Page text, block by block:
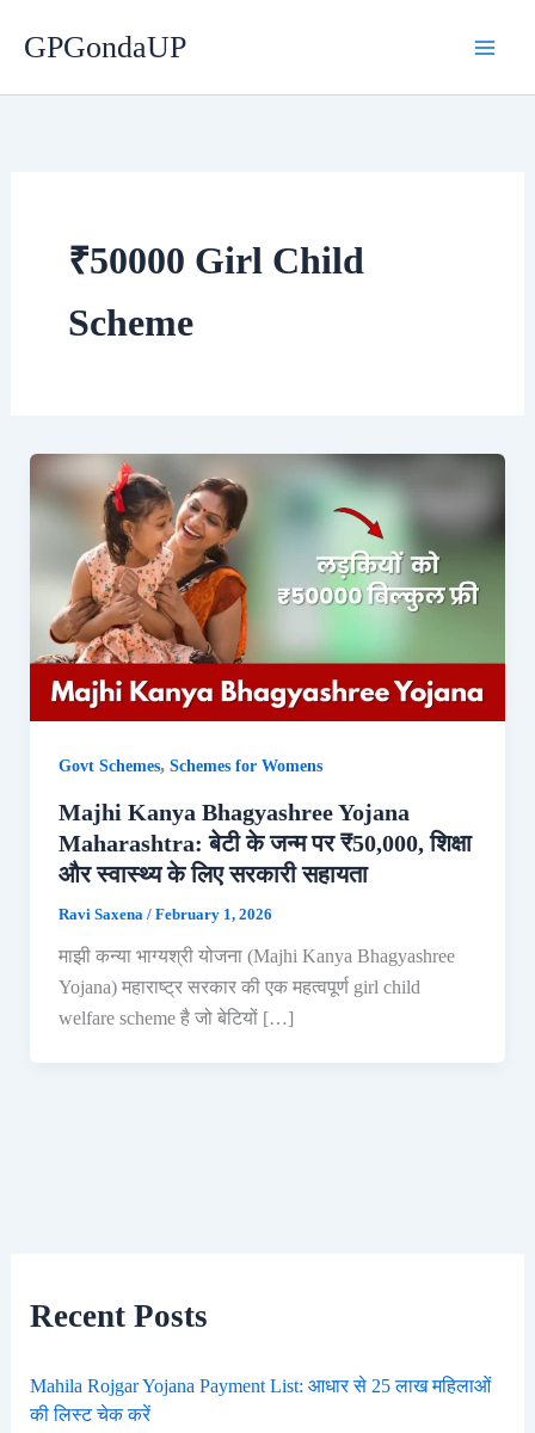
GPGondaUP
₹50000 Girl Child
Scheme
Govt Schemes, Schemes for Womens
Majhi Kanya Bhagyashree Yojana
Maharashtra: बेटी के जन्म पर ₹50,000, शिक्षा
और स्वास्थ्य के लिए सरकारी सहायता
Ravi Saxena / February 1, 2026
माझी कन्या भाग्यश्री योजना (Majhi Kanya Bhagyashree
Yojana) महाराष्ट्र सरकार की एक महत्वपूर्ण girl child
welfare scheme है जो बेटियों […]
Recent Posts
Mahila Rojgar Yojana Payment List: आधार से 25 लाख महिलाओं
की लिस्ट चेक करें